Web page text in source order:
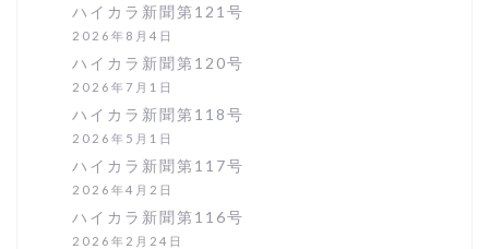
ハイカラ新聞第121号
2026年8月4日
ハイカラ新聞第120号
2026年7月1日
ハイカラ新聞第118号
2026年5月1日
ハイカラ新聞第117号
2026年4月2日
ハイカラ新聞第116号
2026年2月24日